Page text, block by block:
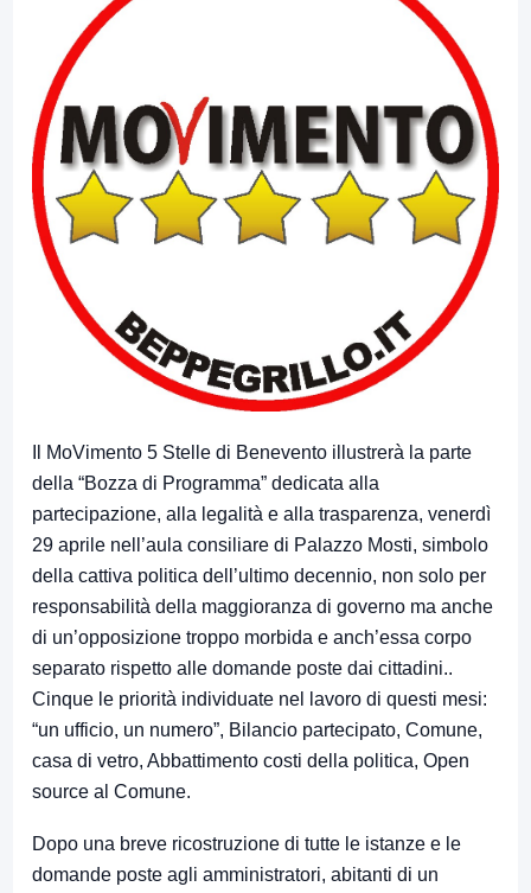
Il MoVimento 5 Stelle di Benevento illustrerà la parte
della “Bozza di Programma” dedicata alla
partecipazione, alla legalità e alla trasparenza, venerdì
29 aprile nell’aula consiliare di Palazzo Mosti, simbolo
della cattiva politica dell’ultimo decennio, non solo per
responsabilità della maggioranza di governo ma anche
di un’opposizione troppo morbida e anch’essa corpo
separato rispetto alle domande poste dai cittadini..
Cinque le priorità individuate nel lavoro di questi mesi:
“un ufficio, un numero”, Bilancio partecipato, Comune,
casa di vetro, Abbattimento costi della politica, Open
source al Comune.
Dopo una breve ricostruzione di tutte le istanze e le
domande poste agli amministratori, abitanti di un